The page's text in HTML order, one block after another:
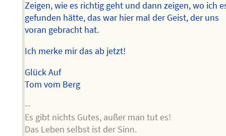
Zeigen, wie es richtig geht und dann zeigen, wo ich
gefunden hätte, das war hier mal der Geist, der uns
voran gebracht hat.
Ich merke mir das ab jetzt!
Glück Auf
Tom vom Berg
--
Es gibt nichts Gutes, außer man tut es!
Das Leben selbst ist der Sinn.